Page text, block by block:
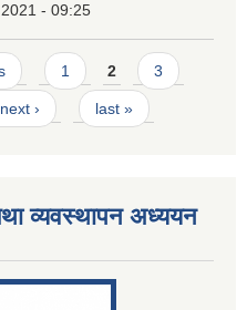
- 09:25
1 2 3
next › last »
व्यवस्थापन अध्ययन